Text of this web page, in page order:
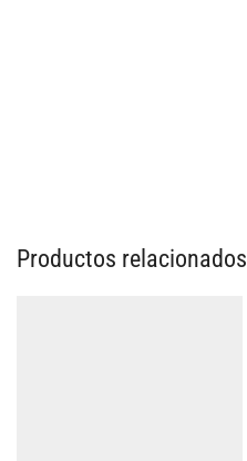
Productos relacionados